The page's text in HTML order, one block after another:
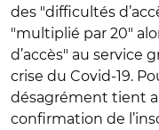
des "difficultés
"multiplié par 20"
d’accès" au service
crise du Covid-19.
désagrément tient
confirmation de